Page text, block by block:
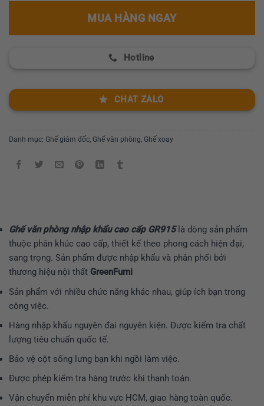
MUA HÀNG NGAY
Hotline
CHAT ZALO
Danh mục: Ghế giám đốc, Ghế văn phòng, Ghế xoay
Ghế văn phòng nhập khẩu cao cấp GR915là dòng sản phẩm
thuộc phân khúc cao cấp, thiết kế theo phong cách hiện đại,
sang trọng. Sản phẩm được nhập khẩu và phân phối bởi
thương hiệu nội thất GreenFurni
Sản phẩm với nhiều chức năng khác nhau, giúp ích bạn trong
công việc.
Hàng nhập khẩu nguyên đai nguyên kiện. Được kiểm tra chất
lượng tiêu chuẩn quốc tế.
Bảo vệ cột sống lưng bạn khi ngồi làm việc.
Được phép kiểm tra hàng trước khi thanh toán.
Vận chuyển miễn phí khu vực HCM, giao hàng toàn quốc.